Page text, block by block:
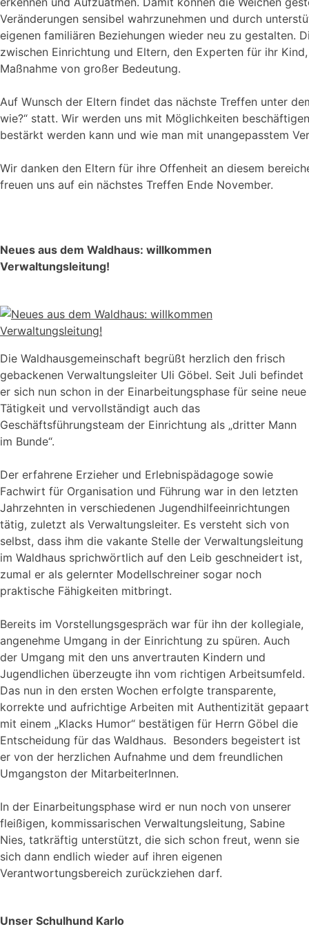
Veränderungen sensibel wahrzunehmen und durch
eigenen familiären Beziehungen wieder neu zu gestalten.
zwischen Einrichtung und Eltern, den Experten für ihr
Maßnahme von großer Bedeutung.
Auf Wunsch der Eltern findet das nächste Treffen unter
wie?“ statt. Wir werden uns mit Möglichkeiten
bestärkt werden kann und wie man mit unangepasstem
Wir danken den Eltern für ihre Offenheit an diesem
freuen uns auf ein nächstes Treffen Ende November.
Neues aus dem Waldhaus: willkommen
Verwaltungsleitung!
Die Waldhausgemeinschaft begrüßt herzlich den frisch
gebackenen Verwaltungsleiter Uli Göbel. Seit Juli befindet
er sich nun schon in der Einarbeitungsphase für seine neue
Tätigkeit und vervollständigt auch das
Geschäftsführungsteam der Einrichtung als „dritter Mann
im Bunde“.
Der erfahrene Erzieher und Erlebnispädagoge sowie
Fachwirt für Organisation und Führung war in den letzten
Jahrzehnten in verschiedenen Jugendhilfeeinrichtungen
tätig, zuletzt als Verwaltungsleiter. Es versteht sich von
selbst, dass ihm die vakante Stelle der Verwaltungsleitung
im Waldhaus sprichwörtlich auf den Leib geschneidert ist,
zumal er als gelernter Modellschreiner sogar noch
praktische Fähigkeiten mitbringt.
Bereits im Vorstellungsgespräch war für ihn der kollegiale,
angenehme Umgang in der Einrichtung zu spüren. Auch
der Umgang mit den uns anvertrauten Kindern und
Jugendlichen überzeugte ihn vom richtigen Arbeitsumfeld.
Das nun in den ersten Wochen erfolgte transparente,
korrekte und aufrichtige Arbeiten mit Authentizität gepaart
mit einem „Klacks Humor“ bestätigen für Herrn Göbel die
Entscheidung für das Waldhaus. Besonders begeistert ist
er von der herzlichen Aufnahme und dem freundlichen
Umgangston der MitarbeiterInnen.
In der Einarbeitungsphase wird er nun noch von unserer
fleißigen, kommissarischen Verwaltungsleitung, Sabine
Nies, tatkräftig unterstützt, die sich schon freut, wenn sie
sich dann endlich wieder auf ihren eigenen
Verantwortungsbereich zurückziehen darf.
Unser Schulhund Karlo